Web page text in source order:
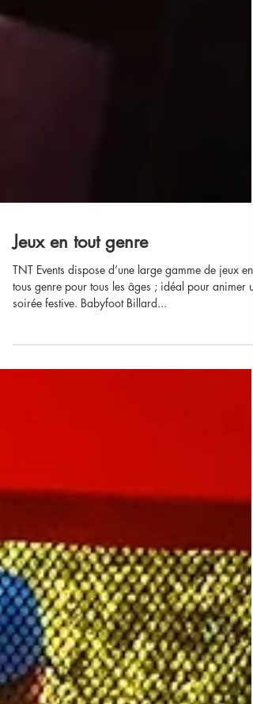
Jeux en tout genre
TNT Events dispose d’une large gamme de jeux en
soirée festive. Babyfoot Billard...